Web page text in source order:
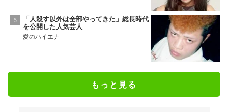
「人殺す以外は全部やってきた」総長時代
を公開した人気芸人
愛のハイエナ
もっと見る